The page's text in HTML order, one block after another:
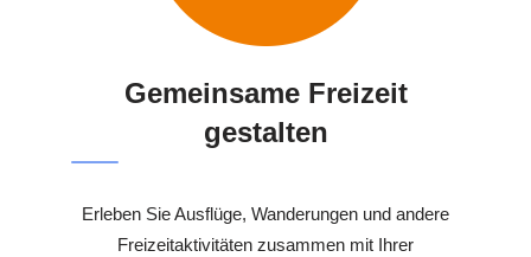
Gemeinsame Freizeit
gestalten
Erleben Sie Ausflüge, Wanderungen und andere
Freizeitaktivitäten zusammen mit Ihrer